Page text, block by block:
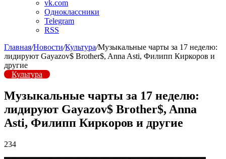
vk.com
Одноклассники
Telegram
RSS
Главная/Новости/Культура/Музыкальные чарты за 17 неделю:
лидируют Gayazov$ Brother$, Anna Asti, Филипп Киркоров и
другие
Культура
Музыкальные чарты за 17 неделю:
лидируют Gayazov$ Brother$, Anna
Asti, Филипп Киркоров и другие
234